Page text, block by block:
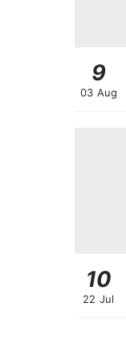
9
03 Aug
10
22 Jul